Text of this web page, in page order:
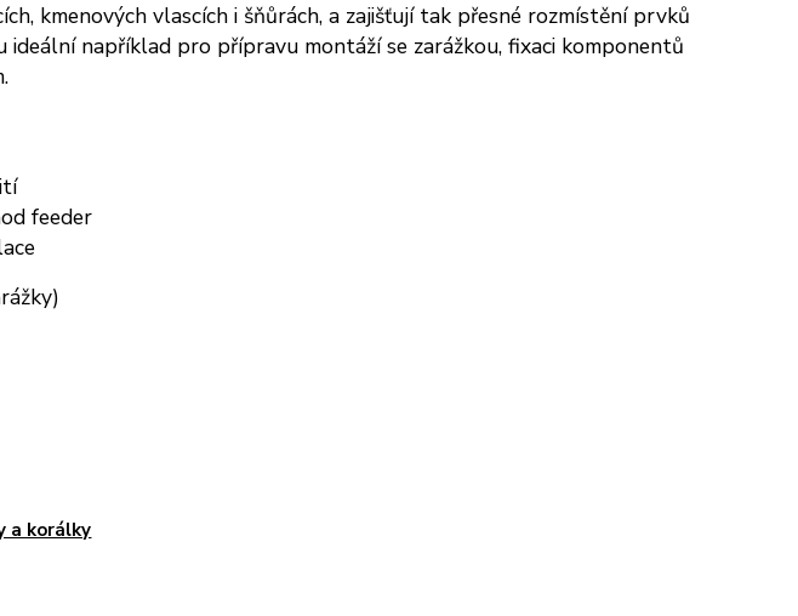
kmenových vlascích i šňůrách, a zajišťují tak přesné rozmístění prvků
ideální například pro přípravu montáží se zarážkou, fixaci komponentů
feeder
a korálky